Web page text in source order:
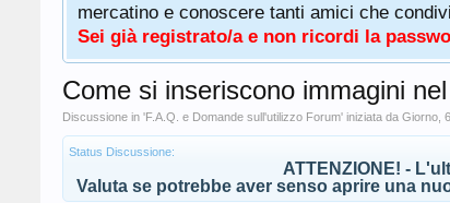
mercatino e conoscere tanti amici che
Sei già registrato/a e non ricordi la
Come si inseriscono immagini
Discussione in 'F.A.Q. e Domande sull'utilizzo Forum' iniziata da Giorno
Status Discussione:
ATTENZIONE! -
Valuta se potrebbe aver senso aprire una